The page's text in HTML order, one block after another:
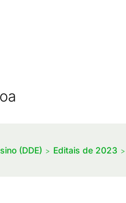
(DDE) Editais de 2023